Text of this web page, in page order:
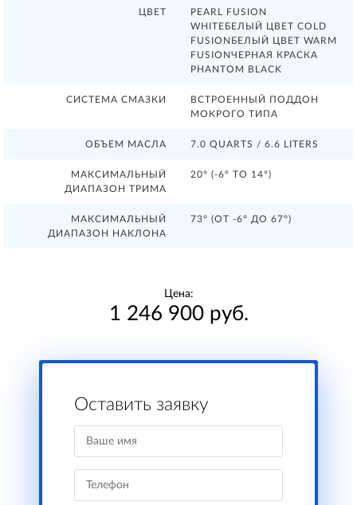
ЦВЕТ
PEARL FUSION
WHITEБЕЛЫЙ ЦВЕТ COLD
FUSIONБЕЛЫЙ ЦВЕТ WARM
FUSIONЧЕРНАЯ КРАСКА
PHANTOM BLACK
СИСТЕМА СМАЗКИ
ВСТРОЕННЫЙ ПОДДОН
МОКРОГО ТИПА
ОБЪЕМ МАСЛА 7.0 QUARTS / 6.6 LITERS
МАКСИМАЛЬНЫЙ
ДИАПАЗОН ТРИМА
20° (-6° TO 14°)
МАКСИМАЛЬНЫЙ
ДИАПАЗОН НАКЛОНА
73° (ОТ -6° ДО 67°)
Цена:
1 246 900 руб.
Оставить заявку